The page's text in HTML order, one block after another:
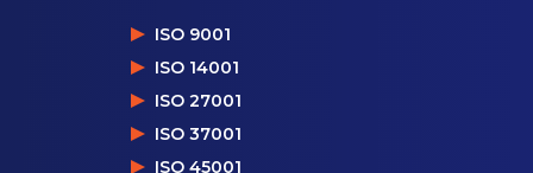
ISO 9001
ISO 14001
ISO 27001
ISO 37001
ISO 45001